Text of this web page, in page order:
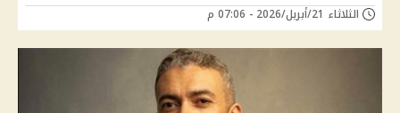
الثلاثاء 21/أبريل/2026 - 07:06 م